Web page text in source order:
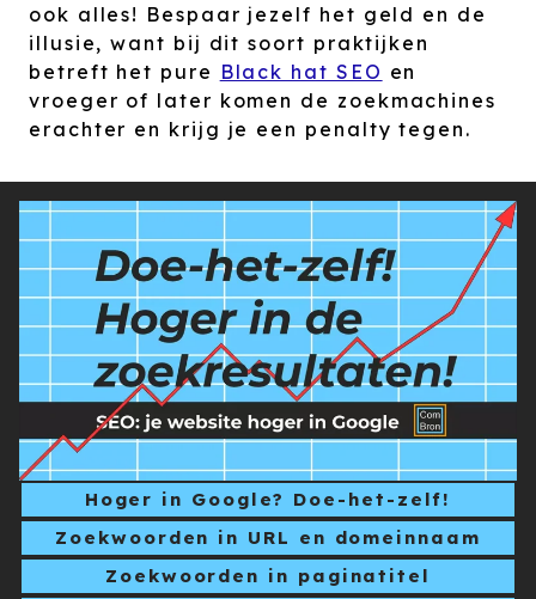
ook alles! Bespaar jezelf het geld en de
illusie, want bij dit soort praktijken
betreft het pure Black hat SEO en
vroeger of later komen de zoekmachines
erachter en krijg je een penalty tegen.
Hoger in Google? Doe-het-zelf!
Zoekwoorden in URL en domeinnaam
Zoekwoorden in paginatitel